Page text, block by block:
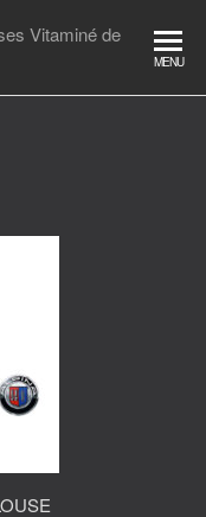
Vitaminé de
MENU